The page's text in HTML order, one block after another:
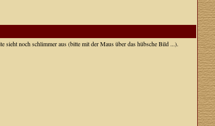
sieht noch schlimmer aus (bitte mit der Maus über das hübsche Bild ...).